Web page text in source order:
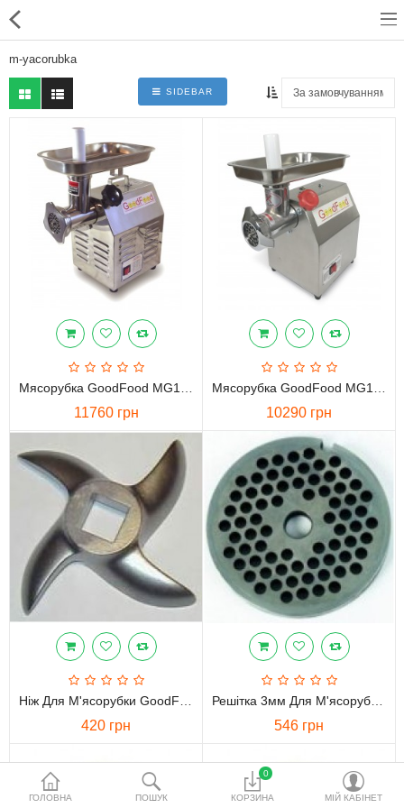
Для магазинів
Для закладів харчування
Професійний посуд
Системи опалення
Системи кондиціонування
Клінінгове обладнання і
Системи водоочистки і
водопідготовки
Акційні товари
Порівняти Список бажань
Валюта
ГОЛОВНА ПОШУК
0
КОРЗИНА МІЙ КАБІНЕТ
m-yacorubka
SIDEBAR
11760 грн 10290 грн
420 грн 546 грн